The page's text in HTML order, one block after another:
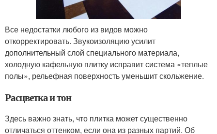
Все недостатки любого из видов можно
откорректировать. Звукоизоляцию усилит
дополнительный слой специального материала,
холодную кафельную плитку исправит система «теплые
полы», рельефная поверхность уменьшит скольжение.
Расцветка и тон
Здесь важно знать, что плитка может существенно
отличаться оттенком, если она из разных партий. Об